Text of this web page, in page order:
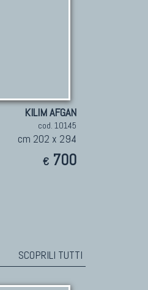
KILIM AFGAN
cod. 10145
cm 202 x 294
€ 700
SCOPRILI TUTTI